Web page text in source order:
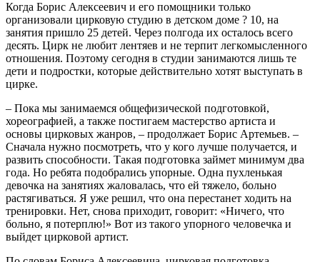
Когда Борис Алексеевич и его помощники только
организовали цирковую студию в детском доме ? 10, на
занятия пришло 25 детей. Через полгода их осталось всего
десять. Цирк не любит лентяев и не терпит легкомысленного
отношения. Поэтому сегодня в студии занимаются лишь те
дети и подростки, которые действительно хотят выступать в
цирке.
– Пока мы занимаемся общефизической подготовкой,
хореографией, а также постигаем мастерство артиста и
основы цирковых жанров, – продолжает Борис Артемьев. –
Сначала нужно посмотреть, что у кого лучше получается, и
развить способности. Такая подготовка займет минимум два
года. Но ребята подобрались упорные. Одна пухленькая
девочка на занятиях жаловалась, что ей тяжело, больно
растягиваться. Я уже решил, что она перестанет ходить на
тренировки. Нет, снова приходит, говорит: «Ничего, что
больно, я потерплю!» Вот из такого упорного человечка и
выйдет цирковой артист.